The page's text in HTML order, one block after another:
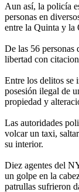
Aun así, la policía
personas en
entre la Quinta y la
De las 56 personas
libertad con
Entre los delitos se
posesión ilegal de
propiedad y
Las autoridades
volcar un taxi,
su interior.
Diez agentes del
un golpe en la
patrullas sufrieron